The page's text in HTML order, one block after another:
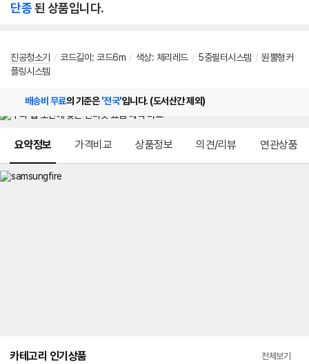
단종된 상품입니다.
진공청소기 / 코드길이: 코드6m / 색상: 체리레드 / 5중필터시스템 / 원뿔형커
플링시스템
배송비 무료의 기준은'전국'입니다. (도서산간 제외)
요약정보 가격비교 상품정보 의견/리뷰 연관상품
카테고리 인기상품 전체보기